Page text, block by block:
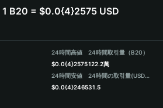
1 B20 = $0.0{4}2575 USD
24時間高値
$0.0{4}2575
24時間安値
$0.0{4}2465
24時間取引量（B20）
122.2萬
24時間の取引量(USDT)
31.5